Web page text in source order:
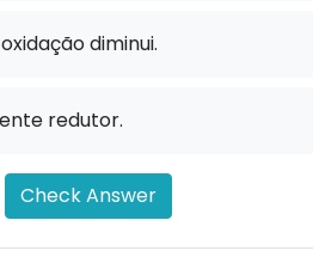
diminui.
redutor.
Check Answer